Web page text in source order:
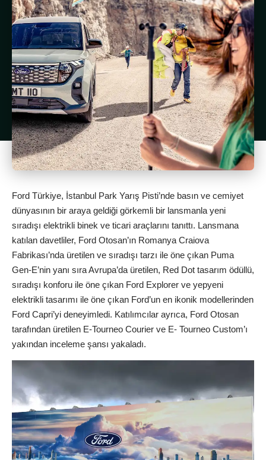
Ford Türkiye, İstanbul Park Yarış Pisti’nde basın ve cemiyet
dünyasının bir araya geldiği görkemli bir lansmanla yeni
sıradışı elektrikli binek ve ticari araçlarını tanıttı. Lansmana
katılan davetliler, Ford Otosan’ın Romanya Craiova
Fabrikası’nda üretilen ve sıradışı tarzı ile öne çıkan Puma
Gen-E’nin yanı sıra Avrupa’da üretilen, Red Dot tasarım ödüllü,
sıradışı konforu ile öne çıkan Ford Explorer ve yepyeni
elektrikli tasarımı ile öne çıkan Ford’un en ikonik modellerinden
Ford Capri’yi deneyimledi. Katılımcılar ayrıca, Ford Otosan
tarafından üretilen E-Tourneo Courier ve E- Tourneo Custom’ı
yakından inceleme şansı yakaladı.